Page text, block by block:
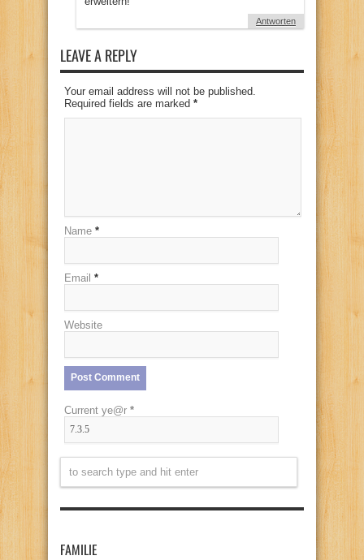
Antworten
LEAVE A REPLY
Your email address will not be published.
Required fields are marked *
Name *
Email *
Website
Current ye@r *
FAMILIE